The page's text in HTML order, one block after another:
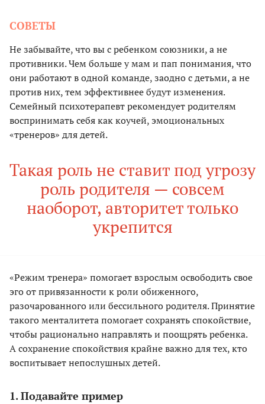
СОВЕТЫ
Не забывайте, что вы с ребенком союзники, а не
противники. Чем больше у мам и пап понимания, что
они работают в одной команде, заодно с детьми, а не
против них, тем эффективнее будут изменения.
Семейный психотерапевт рекомендует родителям
воспринимать себя как коучей, эмоциональных
«тренеров» для детей.
Такая роль не ставит под угрозу
роль родителя — совсем
наоборот, авторитет только
укрепится
«Режим тренера» помогает взрослым освободить свое
эго от привязанности к роли обиженного,
разочарованного или бессильного родителя. Принятие
такого менталитета помогает сохранять спокойствие,
чтобы рационально направлять и поощрять ребенка.
А сохранение спокойствия крайне важно для тех, кто
воспитывает непослушных детей.
1. Подавайте пример